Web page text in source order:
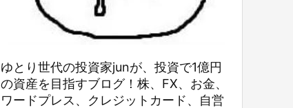
ゆとり世代の投資家junが、投資で1億円
の資産を目指すブログ！株、FX、お金、
ワードプレス、クレジットカード、自営